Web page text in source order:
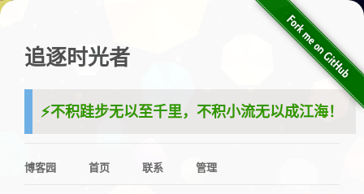
追逐时光者
⚡️不积跬步无以至千里，不积小流无以成江海！
博客园 首页 联系 管理